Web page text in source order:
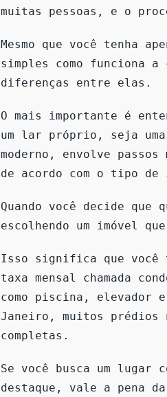
muitas pessoas, e o
Mesmo que você tenha
simples como funciona
diferenças entre elas.
O mais importante é
um lar próprio, seja uma
moderno, envolve passos
de acordo com o tipo de
Quando você decide que
escolhendo um imóvel
Isso significa que você
taxa mensal chamada
como piscina, elevador
Janeiro, muitos prédios
completas.
Se você busca um lugar
destaque, vale a pena